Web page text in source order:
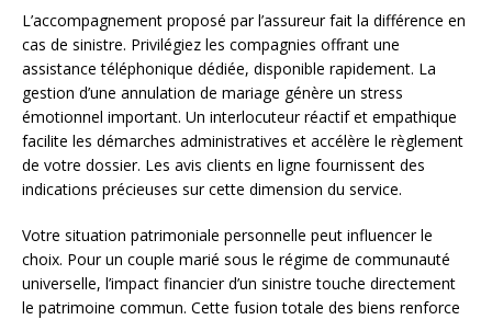
L’accompagnement proposé par l’assureur fait la différence en
cas de sinistre. Privilégiez les compagnies offrant une
assistance téléphonique dédiée, disponible rapidement. La
gestion d’une annulation de mariage génère un stress
émotionnel important. Un interlocuteur réactif et empathique
facilite les démarches administratives et accélère le règlement
de votre dossier. Les avis clients en ligne fournissent des
indications précieuses sur cette dimension du service.
Votre situation patrimoniale personnelle peut influencer le
choix. Pour un couple marié sous le régime de communauté
universelle, l’impact financier d’un sinistre touche directement
le patrimoine commun. Cette fusion totale des biens renforce